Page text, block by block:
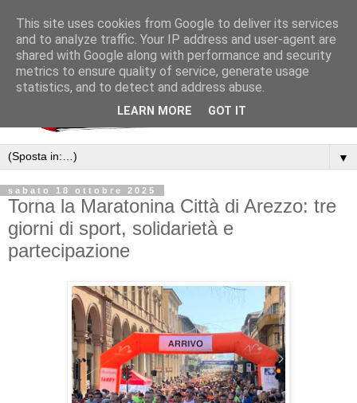
▼
sabato 18 ottobre 2025
Torna la Maratonina Città di Arezzo: tre
giorni di sport, solidarietà e
partecipazione
This site uses cookies from Google to deliver its services
and to analyze traffic. Your IP address and user-agent are
shared with Google along with performance and security
metrics to ensure quality of service, generate usage
statistics, and to detect and address abuse.
LEARN MORE GOT IT